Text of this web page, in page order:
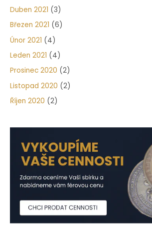
Duben 2021 (3)
Březen 2021 (6)
Únor 2021 (4)
Leden 2021 (4)
Prosinec 2020 (2)
Listopad 2020 (2)
Říjen 2020 (2)